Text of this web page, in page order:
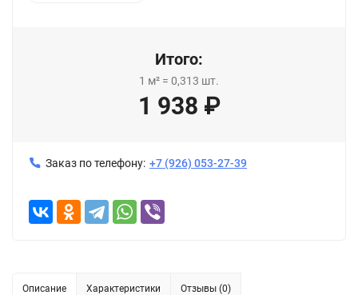
Итого:
1 м² = 0,313 шт.
1 938 ₽
Заказ по телефону: +7 (926) 053-27-39
Описание Характеристики Отзывы (0)